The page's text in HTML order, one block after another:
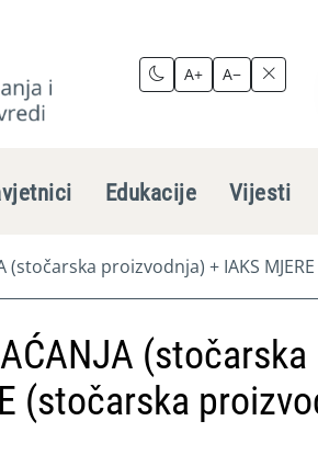
A+ A−
Edukacije Vijesti
(stočarska proizvodnja) + IAKS
(stočarska
(stočarska